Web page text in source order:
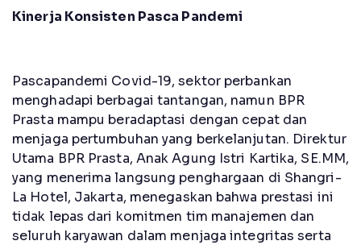
Kinerja Konsisten Pasca Pandemi
Pascapandemi Covid-19, sektor perbankan
menghadapi berbagai tantangan, namun BPR
Prasta mampu beradaptasi dengan cepat dan
menjaga pertumbuhan yang berkelanjutan. Direktur
Utama BPR Prasta, Anak Agung Istri Kartika, SE.MM,
yang menerima langsung penghargaan di Shangri-
La Hotel, Jakarta, menegaskan bahwa prestasi ini
tidak lepas dari komitmen tim manajemen dan
seluruh karyawan dalam menjaga integritas serta